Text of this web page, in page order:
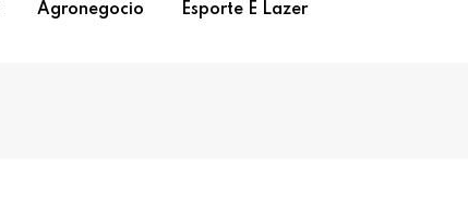
Agronegocio Esporte E Lazer